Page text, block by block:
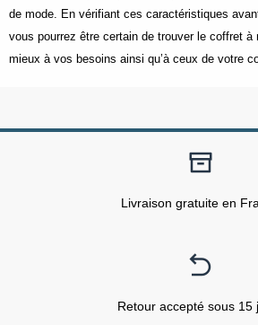
de mode. En vérifiant ces caractéristiques
vous pourrez être certain de trouver le coffret à
mieux à vos besoins ainsi qu’à ceux de votre
Livraison gratuite en
Retour accepté sous 15